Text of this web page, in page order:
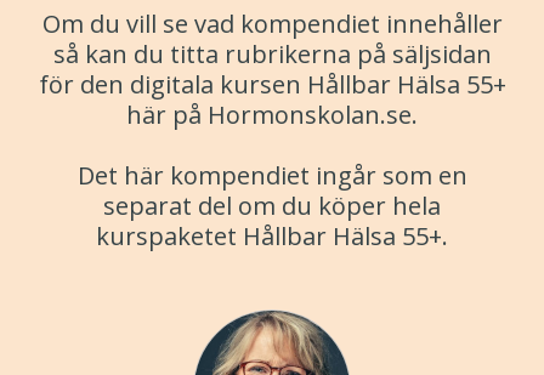
Om du vill se vad kompendiet innehåller
så kan du titta rubrikerna på säljsidan
för den digitala kursen Hållbar Hälsa 55+
här på Hormonskolan.se.
Det här kompendiet ingår som en
separat del om du köper hela
kurspaketet Hållbar Hälsa 55+.